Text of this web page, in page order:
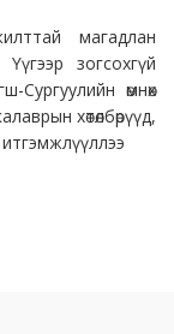
магадлан
Үүгээр зогсохгүй
өмнөх
хөтөлбөрүүд,
итгэмжлүүллээ